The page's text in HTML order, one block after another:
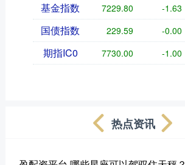
基金指数 7229.80 -1.63
国债指数 229.59 -0.00
期指IC0 7730.00 -1.00
热点资讯